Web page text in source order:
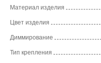
Материал изделия
Цвет изделия
Диммирование
Тип крепления